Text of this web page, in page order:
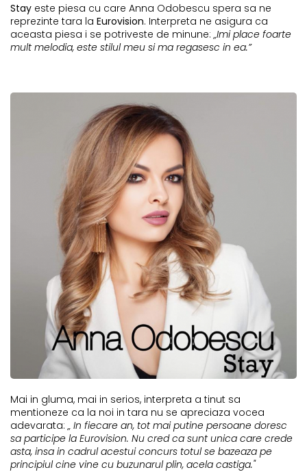
Stay este piesa cu care Anna Odobescu spera sa ne
reprezinte tara la Eurovision. Interpreta ne asigura ca
aceasta piesa i se potriveste de minune: „Imi place foarte
mult melodia, este stilul meu si ma regasesc in ea.”
Mai in gluma, mai in serios, interpreta a tinut sa
mentioneze ca la noi in tara nu se apreciaza vocea
adevarata: „ In fiecare an, tot mai putine persoane doresc
sa participe la Eurovision. Nu cred ca sunt unica care crede
asta, insa in cadrul acestui concurs totul se bazeaza pe
principiul cine vine cu buzunarul plin, acela castiga."